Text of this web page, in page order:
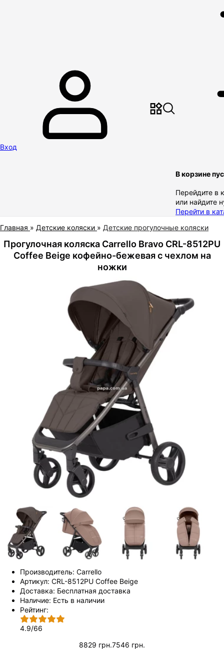
Вход
В корзине
Перейдите в
или найдите
Перейти в
Главная » Детские коляски » Детские прогулочные коляски
Прогулочная коляска Carrello Bravo CRL-8512PU
Coffee Beige кофейно-бежевая с чехлом на
ножки
Производитель: Carrello
Артикул: CRL-8512PU Coffee Beige
Доставка: Бесплатная доставка
Наличие: Есть в наличии
Рейтинг:
4.9/66
8829 грн.7546 грн.